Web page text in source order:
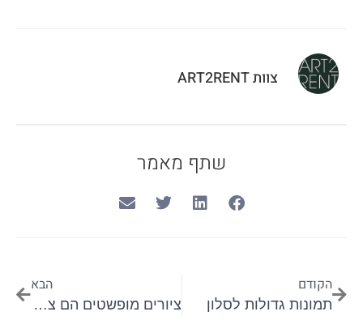
צוות ART2RENT
שתף מאמר
הקודם
תמונות גדולות לסלון
הבא
ציורים מופשטים הם ציורים יצירתיים וייחודים לכל צייר